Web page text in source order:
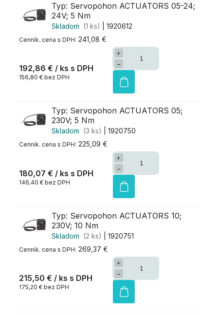
Typ: Servopohon ACTUATORS 05-24;
24V; 5 Nm
Skladom (1 ks)
| 1920612
241,08 €
192,86 € / ks
156,80 € bez DPH
+
−
Typ: Servopohon ACTUATORS 05;
230V; 5 Nm
Skladom (3 ks)
| 1920750
225,09 €
180,07 € / ks
146,40 € bez DPH
+
−
Typ: Servopohon ACTUATORS 10;
230V; 10 Nm
Skladom (2 ks)
| 1920751
269,37 €
215,50 € / ks
175,20 € bez DPH
+
−